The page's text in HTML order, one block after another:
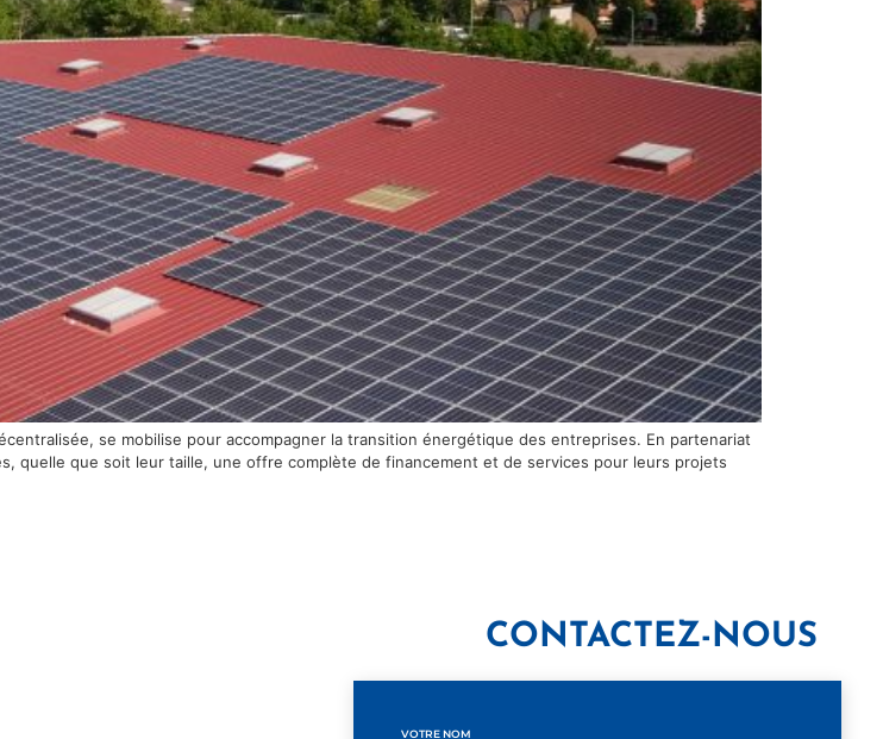
se mobilise pour accompagner la transition énergétique des entreprises. En partenariat
quelle que soit leur taille, une offre complète de financement et de services pour leurs projets
CONTACTEZ-NOUS
VOTRE NOM